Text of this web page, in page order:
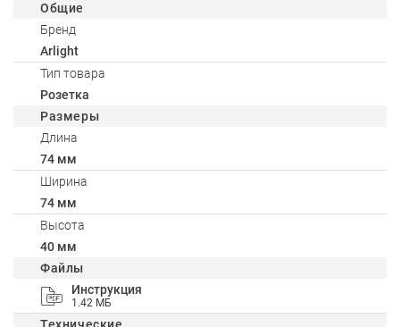
Общие
Бренд
Arlight
Тип товара
Розетка
Размеры
Длина
74 мм
Ширина
74 мм
Высота
40 мм
Файлы
Инструкция
1.42 МБ